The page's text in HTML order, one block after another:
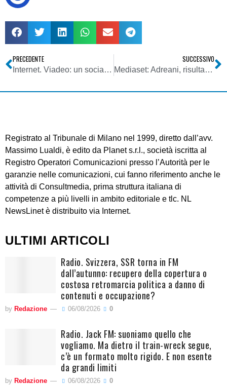
PRECEDENTE
Internet. Viadeo: un social network anche nel mondo finanziario
SUCCESSIVO
Mediaset: Adreani, risultati Premium aiutano gruppo anche su pubblicità
Registrato al Tribunale di Milano nel 1999, diretto dall’avv.
Massimo Lualdi, è edito da Planet s.r.l., società iscritta al
Registro Operatori Comunicazioni presso l’Autorità per le
garanzie nelle comunicazioni, cui fanno riferimento anche le
attività di Consultmedia, prima struttura italiana di
competenze a più livelli in ambito editoriale e tlc. NL
NewsLinet è distribuito via Internet.
ULTIMI ARTICOLI
Radio. Svizzera, SSR torna in FM
dall’autunno: recupero della copertura o
costosa retromarcia politica a danno di
contenuti e occupazione?
by Redazione 06/08/2026 0
Radio. Jack FM: suoniamo quello che
vogliamo. Ma dietro il train-wreck segue,
c’è un formato molto rigido. E non esente
da grandi limiti
by Redazione 06/08/2026 0